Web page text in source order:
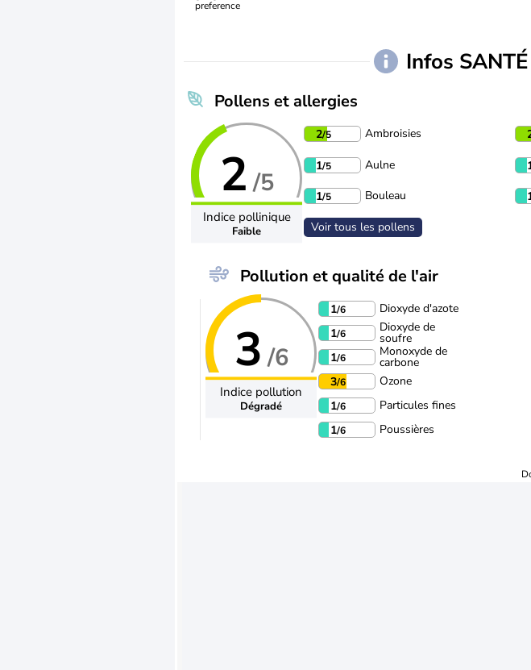
Infos SANTÉ
Pollens et allergies
2 /5
Indice pollinique
Faible
2/5 Ambroisies
1/5 Aulne
1/5 Bouleau
Voir tous les pollens
Pollution et qualité de l'air
3 /6
Indice pollution
Dégradé
1/6
Dioxyde d'azote
1/6 Dioxyde de
soufre
1/6 Monoxyde de
carbone
3/6
Ozone
1/6
Particules fines
1/6 Poussières